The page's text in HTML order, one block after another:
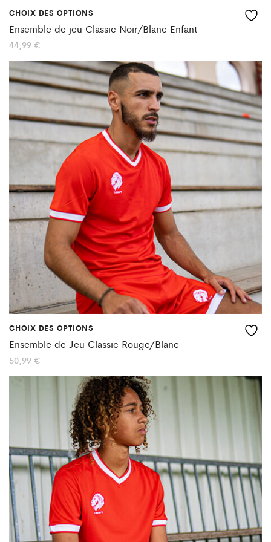
CHOIX DES OPTIONS
produit
a
plusieurs
variations.
Les
options
peuvent
être
choisies
sur
la
page
du
produit
Ensemble de jeu Classic Noir/Blanc Enfant
44,99 €
CHOIX DES OPTIONS
produit
a
options
peuvent
être
choisies
Ensemble de Jeu Classic Rouge/Blanc
50,99 €